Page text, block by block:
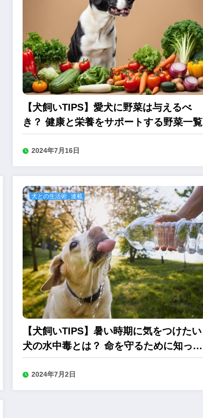
【犬飼いTIPS】愛犬に野菜は与えるべ
き？ 健康と栄養をサポートする野菜一覧
2024年7月16日
犬との生活術 連載
【犬飼いTIPS】暑い時期に気をつけたい
犬の水中毒とは？ 命を守るために知って
おきたいこと
2024年7月2日